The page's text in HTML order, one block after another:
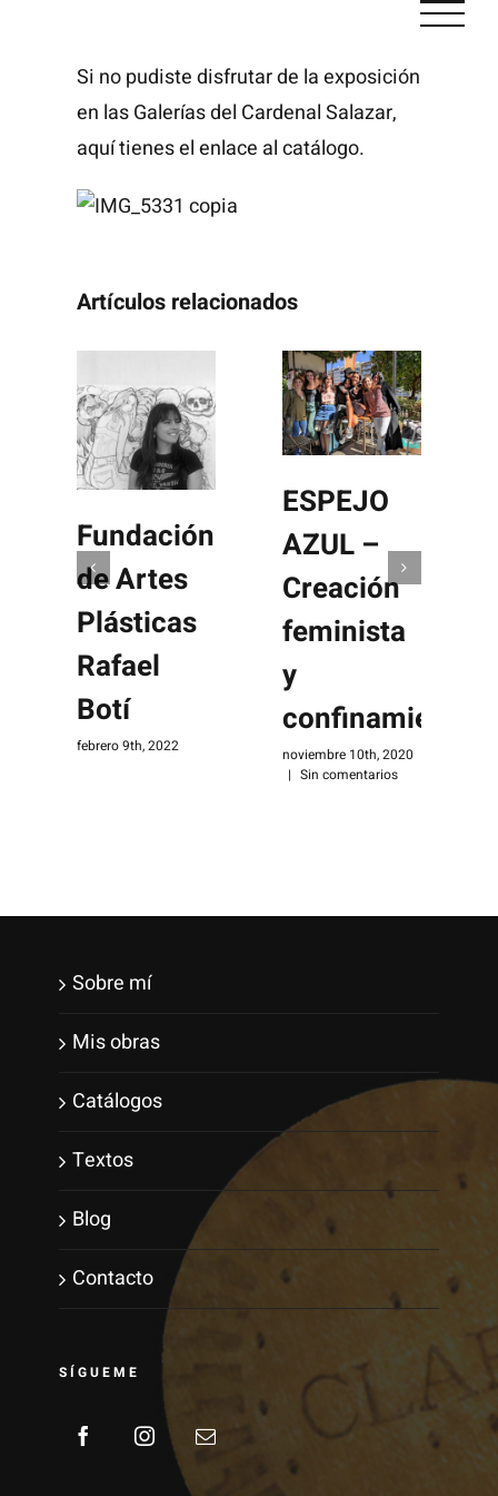
contenidoSi no pudiste disfrutar de la exposición
en las Galerías del Cardenal Salazar,
aquí tienes el enlace alcatálogo.
Artículos relacionados
Fundación
de Artes
Plásticas
Rafael
Botí
febrero 9th, 2022
ESPEJO
AZUL –
Creación
feminista
y
confinamiento
noviembre 10th, 2020
| Sin comentarios
Sobre mí
Mis obras
Catálogos
Textos
Blog
Contacto
SÍGUEME